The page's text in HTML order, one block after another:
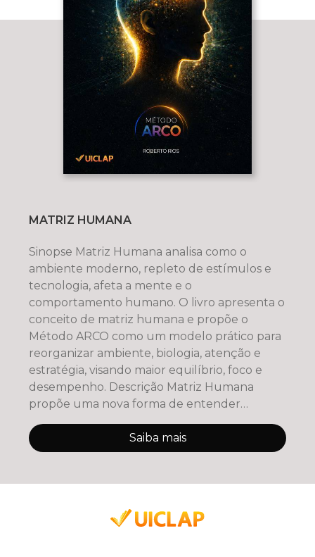
MATRIZ HUMANA
Sinopse Matriz Humana analisa como o
ambiente moderno, repleto de estímulos e
tecnologia, afeta a mente e o
comportamento humano. O livro apresenta o
conceito de matriz humana e propõe o
Método ARCO como um modelo prático para
reorganizar ambiente, biologia, atenção e
estratégia, visando maior equilíbrio, foco e
desempenho. Descrição Matriz Humana
propõe uma nova forma de entender
Saiba mais